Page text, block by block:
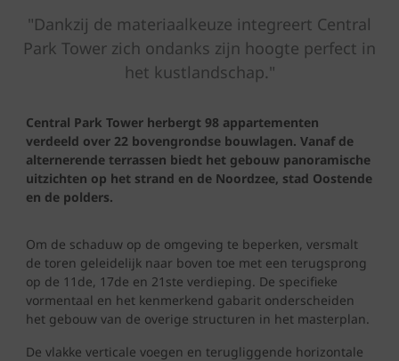
"Dankzij de materiaalkeuze integreert Central
Park Tower zich ondanks zijn hoogte perfect in
het kustlandschap."
Central Park Tower herbergt 98 appartementen
verdeeld over 22 bovengrondse bouwlagen. Vanaf de
alternerende terrassen biedt het gebouw panoramische
uitzichten op het strand en de Noordzee, stad Oostende
en de polders.
Om de schaduw op de omgeving te beperken, versmalt
de toren geleidelijk naar boven toe met een terugsprong
op de 11de, 17de en 21ste verdieping. De specifieke
vormentaal en het kenmerkend gabarit onderscheiden
het gebouw van de overige structuren in het masterplan.
De vlakke verticale voegen en terugliggende horizontale